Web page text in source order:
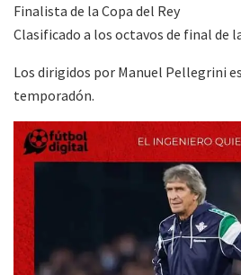
Finalista de la Copa del Rey
Clasificado a los octavos de final de
Los dirigidos por Manuel Pellegrini
temporadón.